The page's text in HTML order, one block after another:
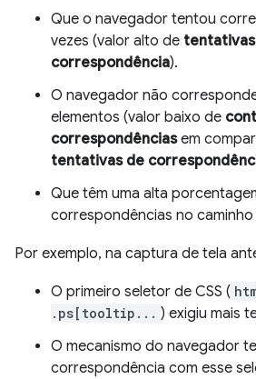
Que o navegador tentou
vezes (valor alto de
correspondência).
O navegador não
elementos (valor baixo de
correspondênciasem
tentativas de
Que têm uma alta
correspondências no caminho
Por exemplo, na captura de tela
O primeiro seletor de CSS (
.ps[tooltip... ) exigiu mais
O mecanismo do navegador
correspondência com esse